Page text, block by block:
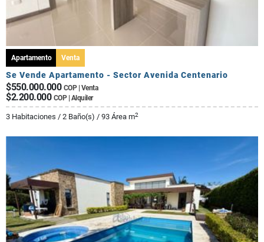
Apartamento Venta
Se Vende Apartamento - Sector Avenida Centenario
$550.000.000 COP | Venta
$2.200.000 COP | Alquiler
3 Habitaciones / 2 Baño(s) / 93 Área m2